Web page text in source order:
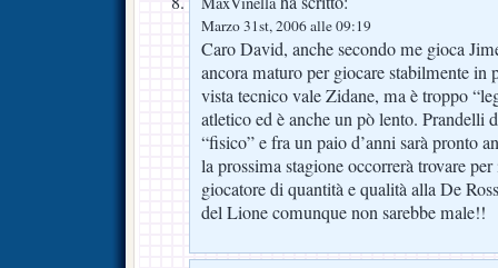
Marzo 31st, 2006 alle 09:19
Caro David, anche secondo me gioca
ancora maturo per giocare stabilmente in
vista tecnico vale Zidane, ma è troppo
atletico ed è anche un pò lento. Prandelli
“fisico” e fra un paio d’anni sarà pronto
la prossima stagione occorrerà trovare
giocatore di quantità e qualità alla De
del Lione comunque non sarebbe male!!